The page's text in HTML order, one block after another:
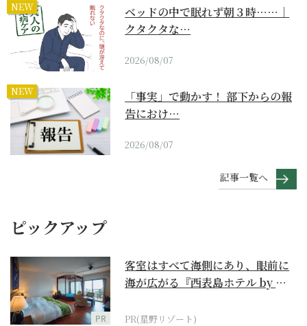
NEW
ベッドの中で眠れず朝３時……｜
クタクタな…
2026/08/07
NEW
「事実」で動かす！ 部下からの報
告におけ…
2026/08/07
記事一覧へ
ピックアップ
PR
客室はすべて海側にあり、眼前に
海が広がる『西表島ホテル by 星
PR(星野リゾート)